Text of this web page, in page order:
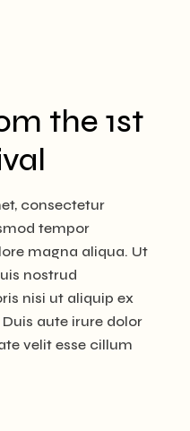
the 1st
consectetur
tempor
magna aliqua. Ut
nostrud
nisi ut aliquip ex
aute irure dolor
velit esse cillum